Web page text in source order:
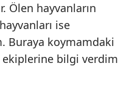
Mardin
Muğla
Muş
Ölen hayvanların
ise
Buraya koymamdaki
ekiplerine bilgi verdim